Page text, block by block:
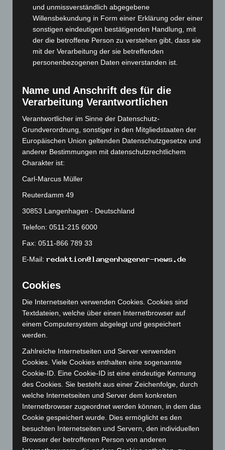
November 2024(94)
Oktober 2024(93)
September 2024(112)
August 2024(107)
Juli 2024(89)
Mai 2024(149)
März 2024(103)
Februar 2024(103)
Januar 2024(111)
November 2023(130)
Oktober 2023(114)
September 2023(133)
August 2023(134)
Juli 2023(118)
Juni 2023(142)
April 2023(155)
März 2023(174)
Februar 2023
(154)
Januar 2023
Dezember 2022(130)
November 2022 (167)
Oktober 2022
(166)
September 2022(205)
August 2022(166)
Juli 2022(133)
Juni 2022(167)
und unmissverständlich abgegebene
Willensbekundung in Form einer Erklärung oder einer
sonstigen eindeutigen bestätigenden Handlung, mit
der die betroffene Person zu verstehen gibt, dass sie
mit der Verarbeitung der sie betreffenden
personenbezogenen Daten einverstanden ist.
Name und Anschrift des für die
Verarbeitung Verantwortlichen
Verantwortlicher im Sinne der Datenschutz-
Grundverordnung, sonstiger in den Mitgliedstaaten der
Europäischen Union geltenden Datenschutzgesetze und
anderer Bestimmungen mit datenschutzrechtlichem
Charakter ist:
Carl-Marcus Müller
Reuterdamm 49
30853 Langenhagen - Deutschland
Telefon: 0511-215 6000
Fax: 0511-866 789 33
E-Mail:
Cookies
Die Internetseiten verwenden Cookies. Cookies sind
Textdateien, welche über einen Internetbrowser auf
einem Computersystem abgelegt und gespeichert
werden.
Zahlreiche Internetseiten und Server verwenden
Cookies. Viele Cookies enthalten eine sogenannte
Cookie-ID. Eine Cookie-ID ist eine eindeutige Kennung
des Cookies. Sie besteht aus einer Zeichenfolge, durch
welche Internetseiten und Server dem konkreten
Internetbrowser zugeordnet werden können, in dem das
Cookie gespeichert wurde. Dies ermöglicht es den
besuchten Internetseiten und Servern, den individuellen
Browser der betroffenen Person von anderen